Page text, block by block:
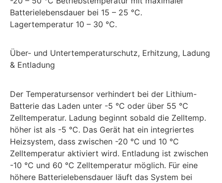
Batterielebensdauer bei 15 – 25 °C.
Lagertemperatur 10 – 30 °C.
Über- und Untertemperaturschutz, Erhitzung, Ladung
& Entladung
Der Temperatursensor verhindert bei der Lithium-
Batterie das Laden unter -5 °C oder über 55 °C
Zelltemperatur. Ladung beginnt sobald die Zelltemp.
höher ist als -5 °C. Das Gerät hat ein integriertes
Heizsystem, dass zwischen -20 °C und 10 °C
Zelltemperatur aktiviert wird. Entladung ist zwischen
-10 °C und 60 °C Zelltemperatur möglich. Für eine
höhere Batterielebensdauer läuft das System bei